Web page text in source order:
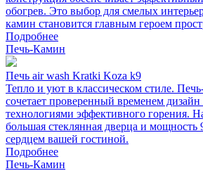
обогрев. Это выбор для смелых
камин становится главным героем
Подробнее
Печь-Камин
Печь air wash Kratki Koza k9
Тепло и уют в классическом стиле.
сочетает проверенный временем
технологиями эффективного горения.
большая стеклянная дверца и мощность
сердцем вашей гостиной.
Подробнее
Печь-Камин